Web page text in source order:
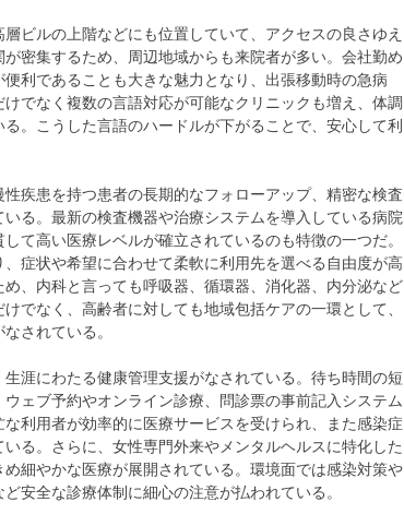
ビルの上階などにも位置していて、アクセスの良さゆえ
密集するため、周辺地域からも来院者が多い。会社勤め
利であることも大きな魅力となり、出張移動時の急病
でなく複数の言語対応が可能なクリニックも増え、体調
。こうした言語のハードルが下がることで、安心して利
疾患を持つ患者の長期的なフォローアップ、精密な検査
る。最新の検査機器や治療システムを導入している病院
て高い医療レベルが確立されているのも特徴の一つだ。
症状や希望に合わせて柔軟に利用先を選べる自由度が高
、内科と言っても呼吸器、循環器、消化器、内分泌など
でなく、高齢者に対しても地域包括ケアの一環として、
されている。
涯にわたる健康管理支援がなされている。待ち時間の短
ェブ予約やオンライン診療、問診票の事前記入システム
利用者が効率的に医療サービスを受けられ、また感染症
る。さらに、女性専門外来やメンタルヘルスに特化した
細やかな医療が展開されている。環境面では感染対策や
安全な診療体制に細心の注意が払われている。